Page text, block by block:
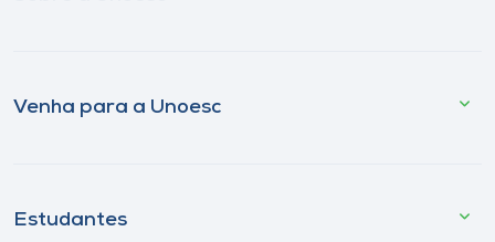
Venha para a Unoesc
Estudantes